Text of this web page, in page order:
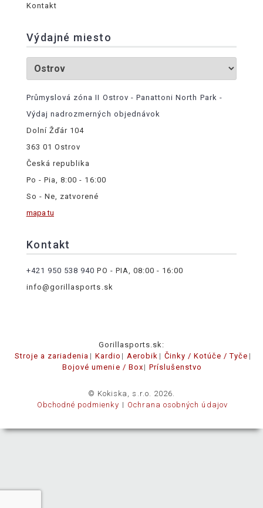
Kontakt
Výdajné miesto
Průmyslová zóna II Ostrov - Panattoni North Park -
Výdaj nadrozmerných objednávok
Dolní Žďár 104
363 01 Ostrov
Česká republika
Po - Pia, 8:00 - 16:00
So - Ne, zatvorené
mapa tu
Kontakt
+421 950 538 940 PO - PIA, 08:00 - 16:00
info@gorillasports.sk
Gorillasports.sk:
Stroje a zariadenia
Kardio Aerobik
Činky / Kotúče / Tyče
Bojové umenie / Box
Príslušenstvo
© Kokiska, s.r.o. 2026.
Obchodné podmienky
Ochrana osobných údajov